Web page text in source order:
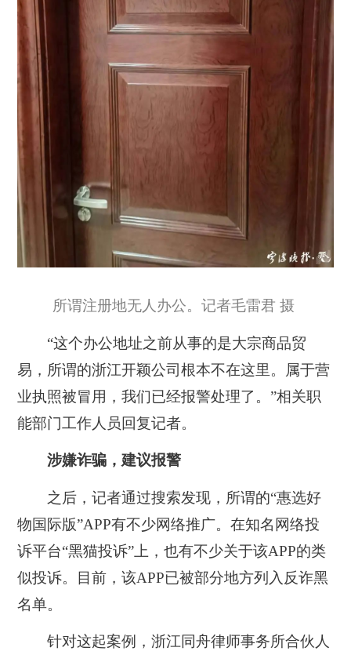
所谓注册地无人办公。记者毛雷君 摄
“这个办公地址之前从事的是大宗商品贸
易， 所谓的浙江开颖公司根本不在这里。属于营
业执照被冒用，我们已经报警处理了。”相关职
能部门工作人员回复记者。
涉嫌诈骗，建议报警
之后，记者通过搜索发现，所谓的“惠选好
物国际版”APP有不少网络推广。在知名网络投
诉平台“黑猫投诉”上，也有不少关于该APP的类
似投诉。目前，该APP已被部分地方列入反诈黑
名单。
针对这起案例，浙江同舟律师事务所合伙人